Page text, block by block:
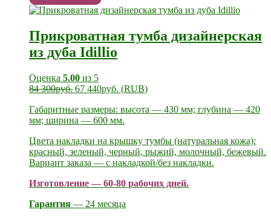
Прикроватная тумба дизайнерская
из дуба Idillio
Оценка 5.00 из 5
84 300руб. 67 440руб. (RUB)
Габаритные размеры: высота — 430 мм; глубина — 420
мм; ширина — 600 мм.
Цвета накладки на крышку тумбы (натуральная кожа):
красный, зеленый, черный, рыжий, молочный, бежевый.
Вариант заказа — с накладкой/без накладки.
Изготовление — 60-80 рабочих дней.
Гарантия — 24 месяца